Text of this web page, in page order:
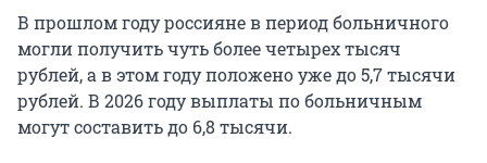
В прошлом году россияне в период больничного
могли получить чуть более четырех тысяч
рублей, а в этом году положено уже до 5,7 тысячи
рублей. В 2026 году выплаты по больничным
могут составить до 6,8 тысячи.